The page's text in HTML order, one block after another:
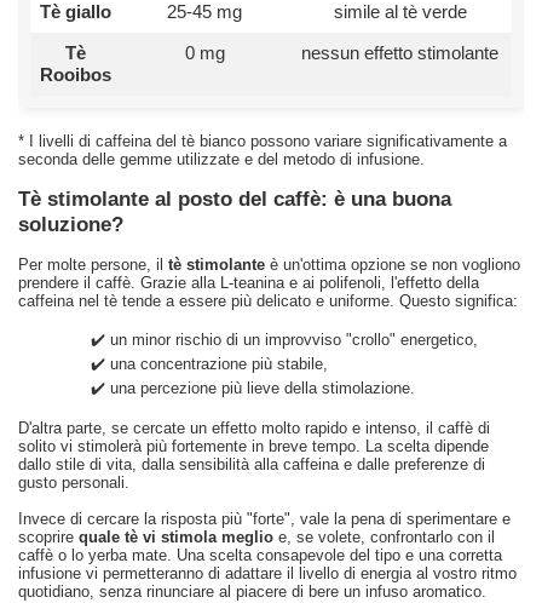
Tè giallo 25-45 mg simile al tè verde
Tè
Rooibos
0 mg nessun effetto stimolante
* I livelli di caffeina del tè bianco possono variare significativamente a
seconda delle gemme utilizzate e del metodo di infusione.
Tè stimolante al posto del caffè: è una buona
soluzione?
Per molte persone, il tè stimolante è un'ottima opzione se non vogliono
prendere il caffè. Grazie alla L-teanina e ai polifenoli, l'effetto della
caffeina nel tè tende a essere più delicato e uniforme. Questo significa:
✔️ un minor rischio di un improvviso "crollo" energetico,
✔️ una concentrazione più stabile,
✔️ una percezione più lieve della stimolazione.
D'altra parte, se cercate un effetto molto rapido e intenso, il caffè di
solito vi stimolerà più fortemente in breve tempo. La scelta dipende
dallo stile di vita, dalla sensibilità alla caffeina e dalle preferenze di
gusto personali.
Invece di cercare la risposta più "forte", vale la pena di sperimentare e
scoprire quale tè vi stimola meglio e, se volete, confrontarlo con il
caffè o lo yerba mate. Una scelta consapevole del tipo e una corretta
infusione vi permetteranno di adattare il livello di energia al vostro ritmo
quotidiano, senza rinunciare al piacere di bere un infuso aromatico.